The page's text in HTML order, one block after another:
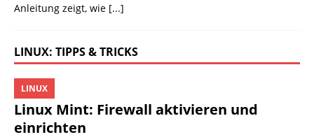
Anleitung zeigt, wie [...]
LINUX: TIPPS & TRICKS
Linux Mint: Firewall aktivieren und
einrichten
LINUX